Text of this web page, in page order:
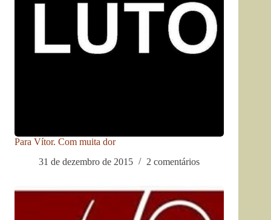
Para Vítor. Com muita dor
31 de dezembro de 2015
2 comentários